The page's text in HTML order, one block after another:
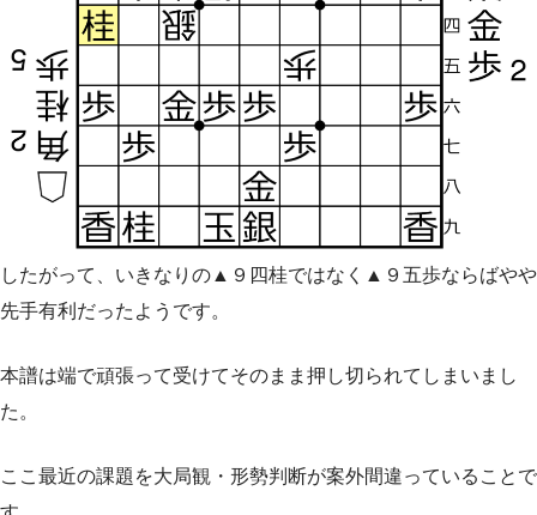
したがって、いきなりの▲９四桂ではなく▲９五歩ならばやや
先手有利だったようです。
本譜は端で頑張って受けてそのまま押し切られてしまいまし
た。
ここ最近の課題を大局観・形勢判断が案外間違っていることで